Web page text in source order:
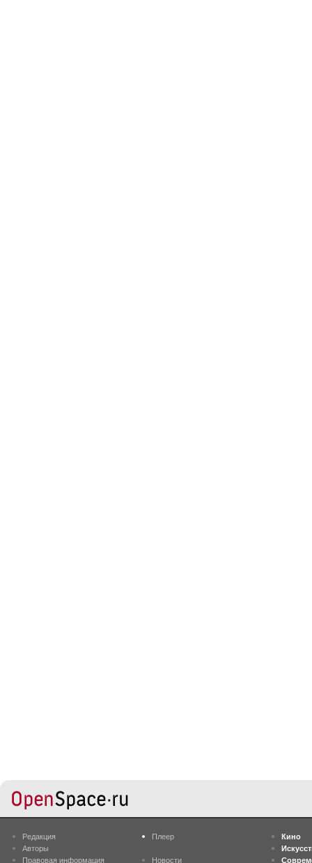
Редакция
Авторы
Правовая информация
Плеер
Новости
Кино